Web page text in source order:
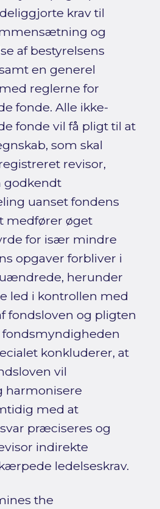
krav til
og
af bestyrelsens
en generel
reglerne for
fonde. Alle ikke-
fonde vil få pligt til at
som skal
revisor,
godkendt
uanset fondens
medfører øget
for især mindre
opgaver forbliver i
herunder
led i kontrollen med
fondsloven og pligten
konkluderer, at
vil
harmonisere
med at
præciseres og
indirekte
ledelseskrav.
the